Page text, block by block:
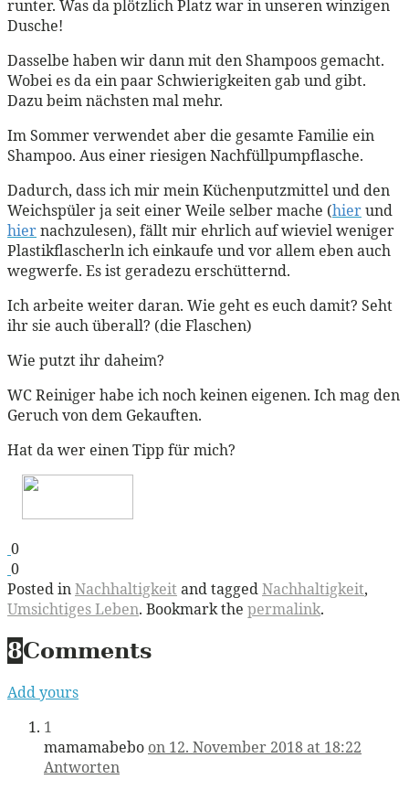
runter. Was da plötzlich Platz war in unseren winzigen
Dusche!
Dasselbe haben wir dann mit den Shampoos gemacht.
Wobei es da ein paar Schwierigkeiten gab und gibt.
Dazu beim nächsten mal mehr.
Im Sommer verwendet aber die gesamte Familie ein
Shampoo. Aus einer riesigen Nachfüllpumpflasche.
Dadurch, dass ich mir mein Küchenputzmittel und den
Weichspüler ja seit einer Weile selber mache (hierund
hiernachzulesen), fällt mir ehrlich auf wieviel weniger
Plastikflascherln ich einkaufe und vor allem eben auch
wegwerfe. Es ist geradezu erschütternd.
Ich arbeite weiter daran. Wie geht es euch damit? Seht
ihr sie auch überall? (die Flaschen)
Wie putzt ihr daheim?
WC Reiniger habe ich noch keinen eigenen. Ich mag den
Geruch von dem Gekauften.
Hat da wer einen Tipp für mich?
0
0
Posted inNachhaltigkeit and taggedNachhaltigkeit,
Umsichtiges Leben. Bookmark the permalink.
8Comments
Add yours
1
mamamabebo on 12. November 2018 at 18:22
Antworten